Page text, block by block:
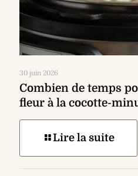
30 juin 2026
Combien de temps
fleur à la cocotte-
Lire la suite